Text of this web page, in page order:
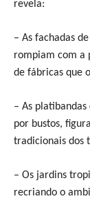
revela:
– As fachadas
rompiam com a
de fábricas que
– As
por bustos,
tradicionais dos
– Os jardins
recriando o